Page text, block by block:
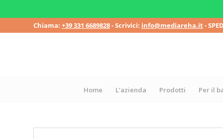
Chiama: +39 331 6689828- Scrivici: info@mediareha.it-
Home L’azienda Prodotti Per il